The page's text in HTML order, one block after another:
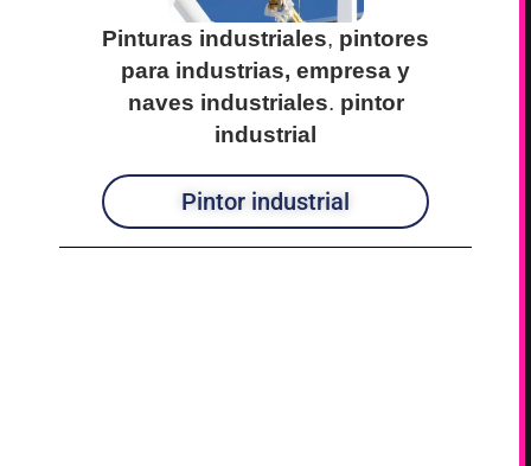
Pinturas industriales, pintores
para industrias, empresa y
naves industriales. pintor
industrial
Pintor industrial